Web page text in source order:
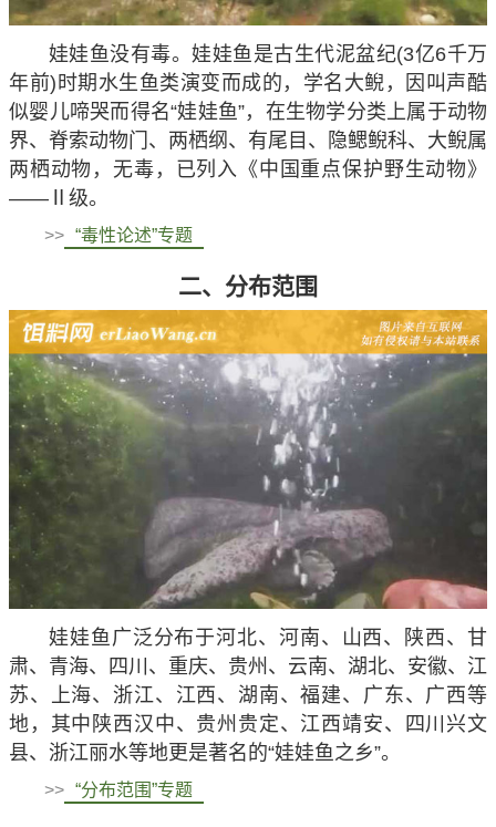
娃娃鱼没有毒。娃娃鱼是古生代泥盆纪(3亿6千万
年前)时期水生鱼类演变而成的，学名大鲵，因叫声酷
似婴儿啼哭而得名“娃娃鱼”，在生物学分类上属于动物
界、脊索动物门、两栖纲、有尾目、隐鳃鲵科、大鲵属
两栖动物，无毒，已列入《中国重点保护野生动物》
——Ⅱ级。
>> “毒性论述”专题
二、分布范围
娃娃鱼广泛分布于河北、河南、山西、陕西、甘
肃、青海、四川、重庆、贵州、云南、湖北、安徽、江
苏、上海、浙江、江西、湖南、福建、广东、广西等
地，其中陕西汉中、贵州贵定、江西靖安、四川兴文
县、浙江丽水等地更是著名的“娃娃鱼之乡”。
>> “分布范围”专题